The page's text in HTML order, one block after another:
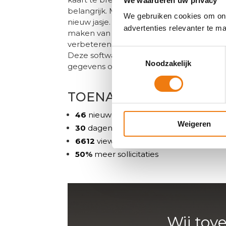
We gebruiken cookies om
advertenties relevanter te
Noodzakelijk
Weigeren
belangrijk. Met dat in het achterhoofd
nieuw jasje. Om de juiste beleving te
maken van het eigen personeel.
verbeteren, richtten we samen met de
Deze software koppelden we aan de
gegevens op één plek.
TOENAME VAN
46 nieuwe foto’s
30 dagen gemiddeld aan invultijd
6612 views eerste maand
50% meer sollicitaties
Wij